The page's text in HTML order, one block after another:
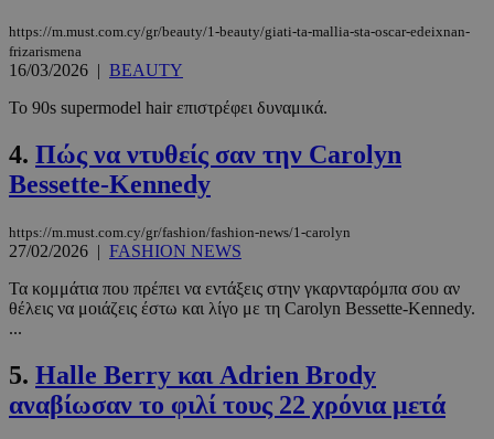
https://m.must.com.cy/gr/beauty/1-beauty/giati-ta-mallia-sta-oscar-edeixnan-
frizarismena
16/03/2026 | BEAUTY
Το 90s supermodel hair επιστρέφει δυναμικά.
4. Πώς να ντυθείς σαν την Carolyn
Bessette-Kennedy
https://m.must.com.cy/gr/fashion/fashion-news/1-carolyn
27/02/2026 | FASHION NEWS
Τα κομμάτια που πρέπει να εντάξεις στην γκαρνταρόμπα σου αν
θέλεις να μοιάζεις έστω και λίγο με τη Carolyn Bessette-Kennedy.
...
5. Halle Berry και Adrien Brody
αναβίωσαν το φιλί τους 22 χρόνια μετά